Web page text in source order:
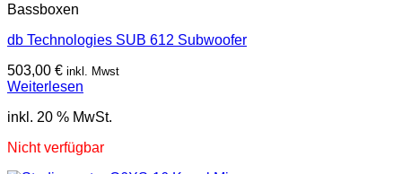
Bassboxen
db Technologies SUB 612 Subwoofer
503,00 € inkl. Mwst
Weiterlesen
inkl. 20 % MwSt.
Nicht verfügbar